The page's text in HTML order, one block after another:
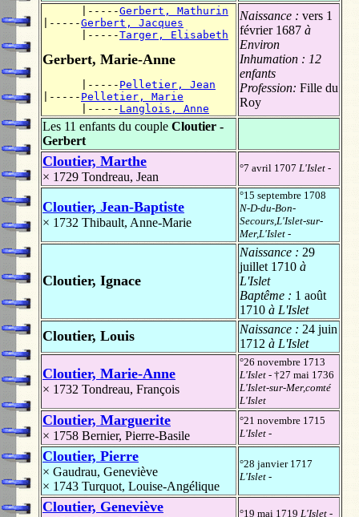
      |-----
Gerbert, Mathurin
|-----Gerbert, Jacques
      |-----
Targer, Elisabeth
Gerbert, Marie-Anne
      |-----
Pelletier, Jean
|----- Pelletier, Marie
      |-----
Langlois, Anne
Naissance : vers 1
février 1687 à
Environ
Inhumation : 12
enfants
Profession: Fille du
Roy
Les 11 enfants du couple Cloutier -
Gerbert
Cloutier, Marthe
× 1729 Tondreau, Jean
°7 avril 1707 L'Islet -
Cloutier, Jean-Baptiste
× 1732 Thibault, Anne-Marie
°15 septembre 1708
N-D-du-Bon-
Secours,L'Islet-sur-
Mer,L'Islet -
Cloutier, Ignace
Naissance : 29
juillet 1710 à
L'Islet
Baptême : 1 août
1710 à L'Islet
Cloutier, Louis Naissance : 24 juin
1712 à L'Islet
Cloutier, Marie-Anne
× 1732 Tondreau, François
°26 novembre 1713
L'Islet - †27 mai 1736
L'Islet-sur-Mer,comté
L'Islet
Cloutier, Marguerite
× 1758 Bernier, Pierre-Basile
°21 novembre 1715
L'Islet -
Cloutier, Pierre
× Gaudrau, Geneviève
× 1743 Turquot, Louise-Angélique
°28 janvier 1717
L'Islet -
Cloutier, Geneviève °19 mai 1719 L'Islet -